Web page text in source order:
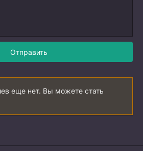
Отправить
еще нет. Вы можете стать